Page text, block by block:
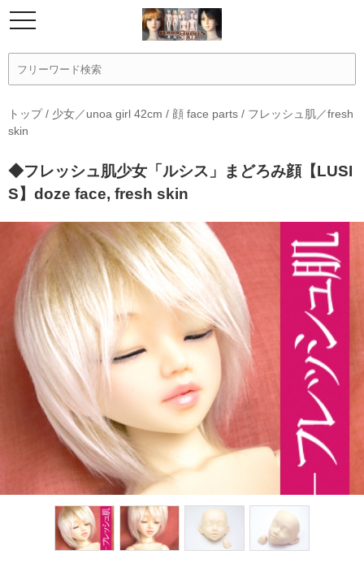
トップ/ 少女／unoa girl 42cm / 顔 face parts / フレッシュ肌／fresh
skin
◆フレッシュ肌少女「ルシス」まどろみ顔【LUSI
S】doze face, fresh skin